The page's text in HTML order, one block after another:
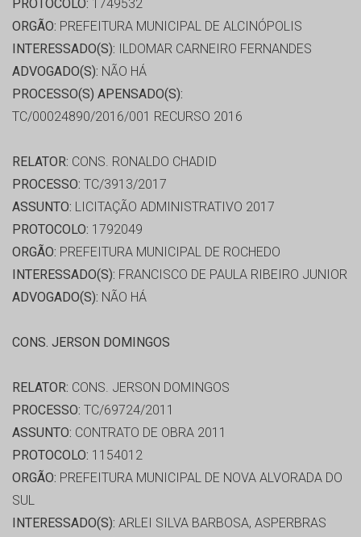
PROTOCOLO: 1749532
ORGÃO: PREFEITURA MUNICIPAL DE ALCINÓPOLIS
INTERESSADO(S): ILDOMAR CARNEIRO FERNANDES
ADVOGADO(S): NÃO HÁ
PROCESSO(S) APENSADO(S):
TC/00024890/2016/001 RECURSO 2016
RELATOR: CONS. RONALDO CHADID
PROCESSO: TC/3913/2017
ASSUNTO: LICITAÇÃO ADMINISTRATIVO 2017
PROTOCOLO: 1792049
ORGÃO: PREFEITURA MUNICIPAL DE ROCHEDO
INTERESSADO(S): FRANCISCO DE PAULA RIBEIRO JUNIOR
ADVOGADO(S): NÃO HÁ
CONS. JERSON DOMINGOS
RELATOR: CONS. JERSON DOMINGOS
PROCESSO: TC/69724/2011
ASSUNTO: CONTRATO DE OBRA 2011
PROTOCOLO: 1154012
ORGÃO: PREFEITURA MUNICIPAL DE NOVA ALVORADA DO
SUL
INTERESSADO(S): ARLEI SILVA BARBOSA, ASPERBRAS